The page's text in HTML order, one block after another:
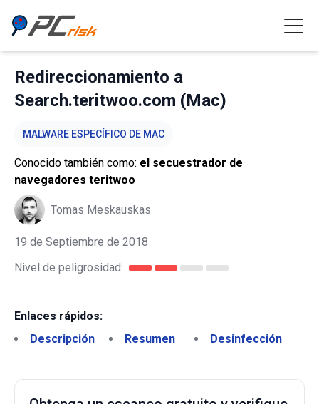
Redireccionamiento a
Search.teritwoo.com (Mac)
MALWARE ESPECÍFICO DE MAC
Conocido también como: el secuestrador de
navegadores teritwoo
Tomas Meskauskas
19 de Septiembre de 2018
Nivel de peligrosidad:
Enlaces rápidos:
Descripción
Resumen Desinfección